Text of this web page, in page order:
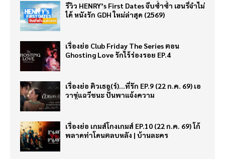
รีวิว HENRY’s First Dates จีบซ้ำซ้ำ เฮนรี่จำไม่
ได้ หนังรัก GDH ใหม่ล่าสุด (2569)
เรื่องย่อ Club Friday The Series ตอน
Ghosting Love รักไร้ร่องรอย EP.4
เรื่องย่อ ติวเธอ(ร์)…ที่รัก EP.9 (22 ก.ค. 69) เอ
วาขู่แฉวีชนะ ปั้นพาแจ้งความ
เรื่องย่อ เกมส์โกงเกมส์ EP.10 (22 ก.ค. 69) โก้
พลาดท่าโดนตลบหลัง | บ้านละคร